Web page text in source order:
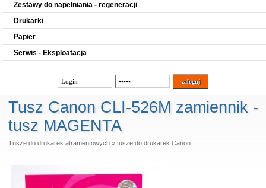
Zestawy do napełniania - regeneracji
Drukarki
Papier
Serwis - Eksploatacja
Tusz Canon CLI-526M zamiennik -
tusz MAGENTA
Tusze do drukarek atramentowych» tusze do drukarek Canon